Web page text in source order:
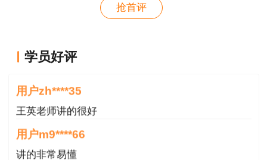
申请免考部分科目的人员在报名时应提供相应
附：二级造价工程师报考条件查询系统>>
抢首评
学员好评
用户m1****68
用户zh****35
王英老师讲的很好
用户m9****66
讲的非常易懂